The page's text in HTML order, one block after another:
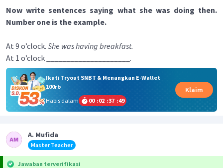
Now write sentences saying what she was doing then.
Number one is the example.
At 9 o’clock. She was having breakfast.
At 1 o’clock _____________________.
Ikuti Tryout SNBT & Menangkan E-Wallet
100rb
Habis dalam
00 :02 :37 :48
Klaim
A. Mufida
Master Teacher
Jawaban terverifikasi